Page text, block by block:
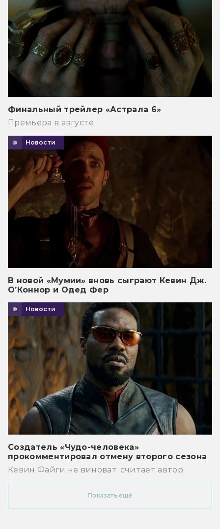
Финальный трейлер «Астрала 6»
Премьера в августе.
Новости
В новой «Мумии» вновь сыграют Кевин Дж.
О’Коннор и Одед Фер
Новости
Создатель «Чудо-человека»
прокомментировал отмену второго сезона
Кевин Файги не виноват, считает автор.
Показать ещё